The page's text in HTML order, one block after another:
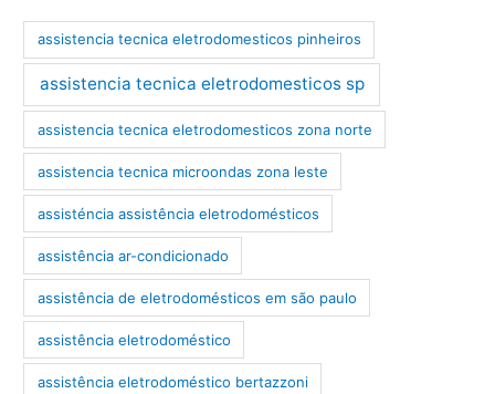
assistencia tecnica eletrodomesticos pinheiros
assistencia tecnica eletrodomesticos sp
assistencia tecnica eletrodomesticos zona norte
assistencia tecnica microondas zona leste
assisténcia assistência eletrodomésticos
assistência ar-condicionado
assistência de eletrodomésticos em são paulo
assistência eletrodoméstico
assistência eletrodoméstico bertazzoni